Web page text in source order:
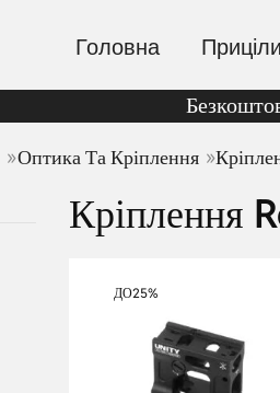
Головна
»Оптика Та Кріплення »
Кріплення
ДО25%